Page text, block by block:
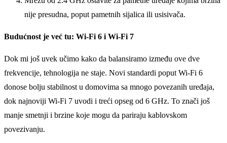
nije presudna, poput pametnih sijalica ili usisivača.
Budućnost je već tu: Wi-Fi 6 i Wi-Fi 7
Dok mi još uvek učimo kako da balansiramo između ove dve
frekvencije, tehnologija ne staje. Novi standardi poput Wi-Fi 6
donose bolju stabilnost u domovima sa mnogo povezanih uređaja,
dok najnoviji Wi-Fi 7 uvodi i treći opseg od 6 GHz. To znači još
manje smetnji i brzine koje mogu da pariraju kablovskom
povezivanju.